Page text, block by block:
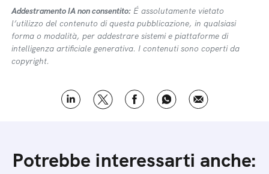
Addestramento IA non consentito: É assolutamente vietato
l’utilizzo del contenuto di questa pubblicazione, in qualsiasi
forma o modalità, per addestrare sistemi e piattaforme di
intelligenza artificiale generativa. I contenuti sono coperti da
copyright.
Potrebbe interessarti anche: